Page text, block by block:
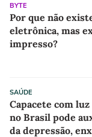
BYTE
Por que não
eletrônica, mas
impresso?
SAÚDE
Capacete com
no Brasil pode
da depressão,